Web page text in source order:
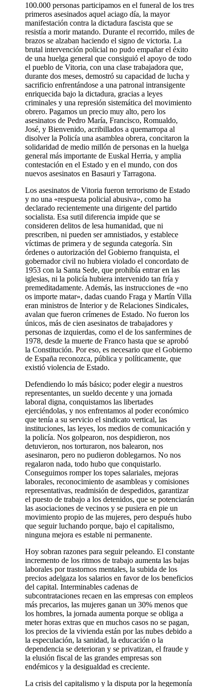
100.000 personas participamos en el funeral de los tres
primeros asesinados aquel aciago día, la mayor
manifestación contra la dictadura fascista que se
resistía a morir matando. Durante el recorrido, miles de
brazos se alzaban haciendo el signo de victoria. La
brutal intervención policial no pudo empañar el éxito
de una huelga general que consiguió el apoyo de todo
el pueblo de Vitoria, con una clase trabajadora que,
durante dos meses, demostró su capacidad de lucha y
sacrificio enfrentándose a una patronal intransigente
enriquecida bajo la dictadura, gracias a leyes
criminales y una represión sistemática del movimiento
obrero. Pagamos un precio muy alto, pero los
asesinatos de Pedro María, Francisco, Romualdo,
José, y Bienvenido, acribillados a quemarropa al
disolver la Policía una asamblea obrera, concitaron la
solidaridad de medio millón de personas en la huelga
general más importante de Euskal Herria, y amplia
contestación en el Estado y en el mundo, con dos
nuevos asesinatos en Basauri y Tarragona.
Los asesinatos de Vitoria fueron terrorismo de Estado
y no una «respuesta policial abusiva», como ha
declarado recientemente una dirigente del partido
socialista. Esa sutil diferencia impide que se
consideren delitos de lesa humanidad, que ni
prescriben, ni pueden ser amnistiados, y establece
víctimas de primera y de segunda categoría. Sin
órdenes o autorización del Gobierno franquista, el
gobernador civil no hubiera violado el concordato de
1953 con la Santa Sede, que prohibía entrar en las
iglesias, ni la policía hubiera intervenido tan fría y
premeditadamente. Además, las instrucciones de «no
os importe matar», dadas cuando Fraga y Martín Villa
eran ministros de Interior y de Relaciones Sindicales,
avalan que fueron crímenes de Estado. No fueron los
únicos, más de cien asesinatos de trabajadores y
personas de izquierdas, como el de los sanfermines de
1978, desde la muerte de Franco hasta que se aprobó
la Constitución. Por eso, es necesario que el Gobierno
de España reconozca, pública y políticamente, que
existió violencia de Estado.
Defendiendo lo más básico; poder elegir a nuestros
representantes, un sueldo decente y una jornada
laboral digna, conquistamos las libertades
ejerciéndolas, y nos enfrentamos al poder económico
que tenía a su servicio el sindicato vertical, las
instituciones, las leyes, los medios de comunicación y
la policía. Nos golpearon, nos despidieron, nos
detuvieron, nos torturaron, nos balearon, nos
asesinaron, pero no pudieron doblegarnos. No nos
regalaron nada, todo hubo que conquistarlo.
Conseguimos romper los topes salariales, mejoras
laborales, reconocimiento de asambleas y comisiones
representativas, readmisión de despedidos, garantizar
el puesto de trabajo a los detenidos, que se potenciarán
las asociaciones de vecinos y se pusiera en pie un
movimiento propio de las mujeres, pero después hubo
que seguir luchando porque, bajo el capitalismo,
ninguna mejora es estable ni permanente.
Hoy sobran razones para seguir peleando. El constante
incremento de los ritmos de trabajo aumenta las bajas
laborales por trastornos mentales, la subida de los
precios adelgaza los salarios en favor de los beneficios
del capital. Interminables cadenas de
subcontrataciones recaen en las empresas con empleos
más precarios, las mujeres ganan un 30% menos que
los hombres, la jornada aumenta porque se obliga a
meter horas extras que en muchos casos no se pagan,
los precios de la vivienda están por las nubes debido a
la especulación, la sanidad, la educación o la
dependencia se deterioran y se privatizan, el fraude y
la elusión fiscal de las grandes empresas son
endémicos y la desigualdad es creciente.
La crisis del capitalismo y la disputa por la hegemonía